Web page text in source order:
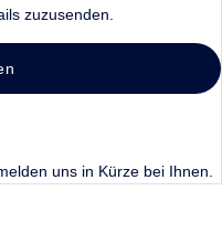
zuzusenden.
uns in Kürze bei Ihnen.